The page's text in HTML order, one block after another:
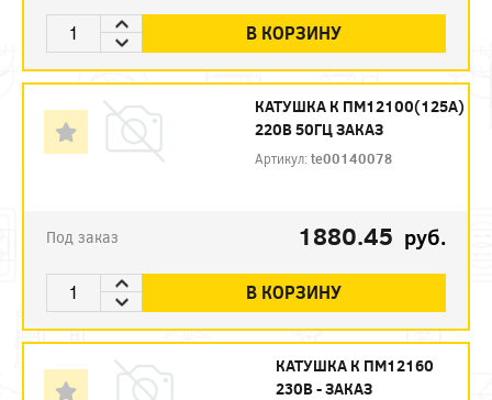
В КОРЗИНУ
КАТУШКА К ПМ12100(125А)
220В 50ГЦ ЗАКАЗ
Артикул:te00140078
Под заказ 1880.45 руб.
В КОРЗИНУ
КАТУШКА К ПМ12160
230В - ЗАКАЗ